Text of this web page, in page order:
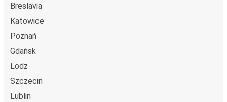
Breslavia
Katowice
Poznań
Gdańsk
Lodz
Szczecin
Lublin